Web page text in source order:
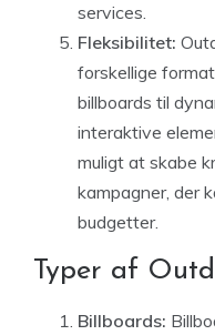
services.
Fleksibilitet:
forskellige
billboards til
interaktive
muligt at skabe
kampagner, der
budgetter.
Typer af
Billboards: